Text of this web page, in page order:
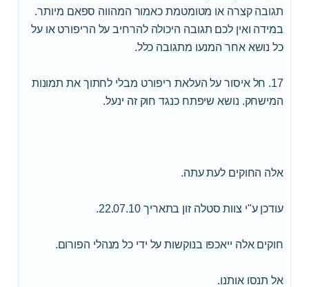
תגובה קצרה או מטומטמת כאמור המהווה ספאם מיותר.
במידה ואין לכם תגובה היכולה להרחיב על הריפורט או על
כל נושא אחר המנעו מתגובה כלל.
17. חל איסור על העלאת ריפורט מבלי לחתוך את תמונות
המישחק. נושא שיפתח כנגד חוק זה ינעל.
אלה החוקים לעת עתה.
עודכן ע"י צוות סטלה זון בתאריך 22.07.10.
חוקים אלה ייאכפו בנוקשות על ידי כל מנהלי הפורום.
אל תנסו אותנו.